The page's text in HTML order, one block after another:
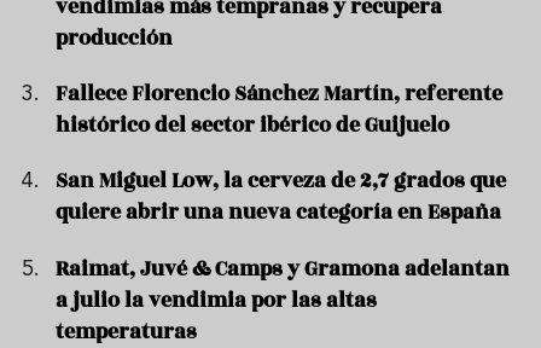
vendimias más tempranas y recupera
producción
Fallece Florencio Sánchez Martín, referente
histórico del sector ibérico de Guijuelo
San Miguel Low, la cerveza de 2,7 grados que
quiere abrir una nueva categoría en España
Raimat, Juvé & Camps y Gramona adelantan
a julio la vendimia por las altas
temperaturas